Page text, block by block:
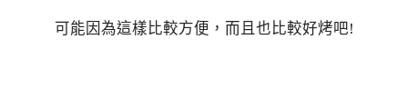
可能因為這樣比較方便，而且也比較好烤吧!